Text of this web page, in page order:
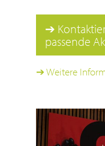
➔
passende
➔ Weitere